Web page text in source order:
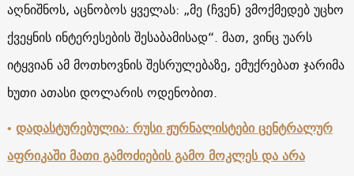
აღნიშნოს, აცნობოს ყველას: „მე (ჩვენ) ვმოქმედებ უცხო
ქვეყნის ინტერესების შესაბამისად“. მათ, ვინც უარს
იტყვიან ამ მოთხოვნის შესრულებაზე, ემუქრებათ ჯარიმა
ხუთი ათასი დოლარის ოდენობით.
• დადასტურებულია: რუსი ჟურნალისტები ცენტრალურ
აფრიკაში მათი გამოძიების გამო მოკლეს და არა